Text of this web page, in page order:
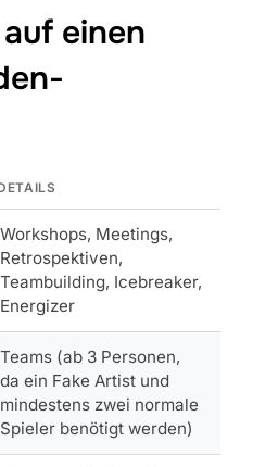
einen
Workshops, Meetings,
Retrospektiven,
Teambuilding, Icebreaker,
Energizer
Teams (ab 3 Personen,
da ein Fake Artist und
mindestens zwei normale
Spieler benötigt werden)